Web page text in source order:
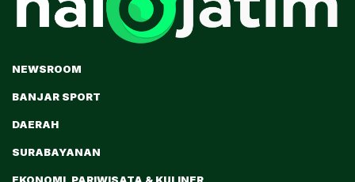
NEWSROOM
BANJAR SPORT
DAERAH
SURABAYANAN